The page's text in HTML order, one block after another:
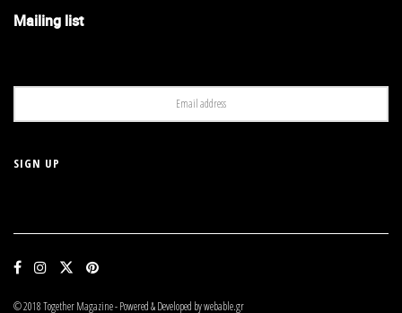
Mailing list
© 2018 Together Magazine - Powered & Developed by webable.gr